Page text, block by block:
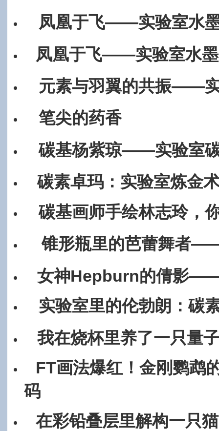
凤凰于飞——实验室水
凤凰于飞——实验室水
元素与羽翼的共振——
笔尖的药香
碳基杨紫琼——实验室
碳素卓玛：实验室炼金
碳基画师手绘林志玲，
锥形瓶里的芭蕾舞者
女神Hepburn的倩影
实验室里的伦勃朗：碳
我在烧杯里养了一只量
FT画法爆红！金刚鹦鹉
码
在彩铅叠层里解构一只猫